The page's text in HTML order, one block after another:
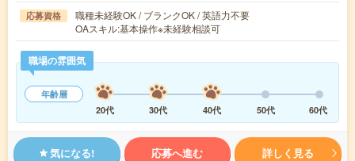
応募資格
職種未経験OK / ブランクOK / 英語力不要
OAスキル:基本操作※未経験相談可
職場の雰囲気
年齢層
20代
30代 40代 50代 60代
気になる! 応募へ進む 詳しく見る